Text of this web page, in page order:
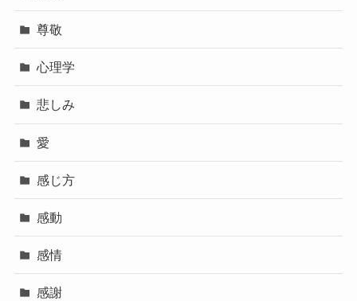
尊敬
心理学
悲しみ
愛
感じ方
感動
感情
感謝